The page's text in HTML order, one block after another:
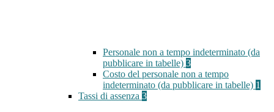
Personale non a tempo indeterminato (da
pubblicare in tabelle) 3
Costo del personale non a tempo
indeterminato (da pubblicare in tabelle) 1
Tassi di assenza 3